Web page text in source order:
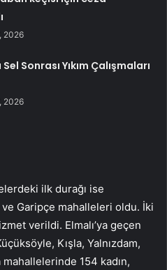
2026
Sonrası Yıkım Çalışmaları
2026
ilk durağı ise
Garipçe mahalleleri oldu. İki
verildi. Elmalı’ya geçen
Kışla, Yalnızdam,
154 kadın,